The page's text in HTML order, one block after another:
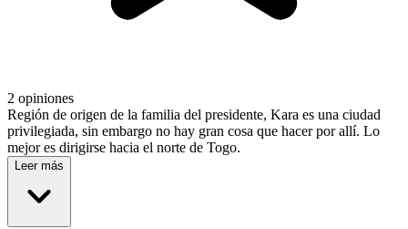
2 opiniones
Región de origen de la familia del presidente, Kara es una ciudad
privilegiada, sin embargo no hay gran cosa que hacer por allí. Lo
mejor es dirigirse hacia el norte de Togo.
Leer más